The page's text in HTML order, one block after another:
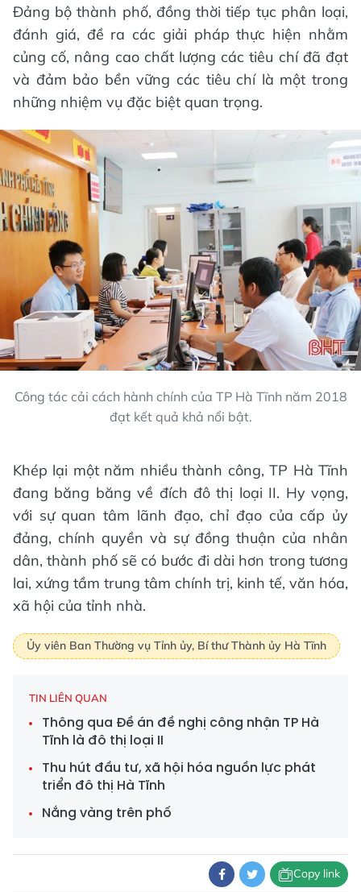
Đảng bộ thành phố, đồng thời tiếp tục phân loại,
đánh giá, đề ra các giải pháp thực hiện nhằm
củng cố, nâng cao chất lượng các tiêu chí đã đạt
và đảm bảo bền vững các tiêu chí là một trong
những nhiệm vụ đặc biệt quan trọng.
Công tác cải cách hành chính của TP Hà Tĩnh năm 2018
đạt kết quả khả nổi bật.
Khép lại một năm nhiều thành công, TP Hà Tĩnh
đang băng băng về đích đô thị loại II. Hy vọng,
với sự quan tâm lãnh đạo, chỉ đạo của cấp ủy
đảng, chính quyền và sự đồng thuận của nhân
dân, thành phố sẽ có bước đi dài hơn trong tương
lai, xứng tầm trung tâm chính trị, kinh tế, văn hóa,
xã hội của tỉnh nhà.
Ủy viên Ban Thường vụ Tỉnh ủy, Bí thư Thành ủy Hà Tĩnh
TIN LIÊN QUAN
Thông qua Đề án đề nghị công nhận TP Hà
Tĩnh là đô thị loại II
Thu hút đầu tư, xã hội hóa nguồn lực phát
triển đô thị Hà Tĩnh
Nắng vàng trên phố
Copy link